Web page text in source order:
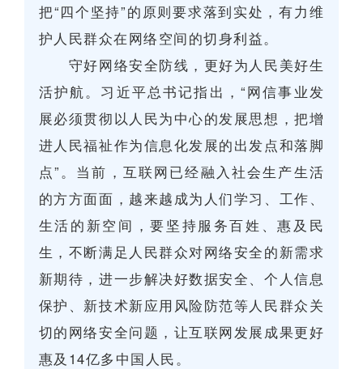
把“四个坚持”的原则要求落到实处，有力维
护人民群众在网络空间的切身利益。
守好网络安全防线，更好为人民美好生
活护航。习近平总书记指出，“网信事业发
展必须贯彻以人民为中心的发展思想，把增
进人民福祉作为信息化发展的出发点和落脚
点”。当前，互联网已经融入社会生产生活
的方方面面，越来越成为人们学习、工作、
生活的新空间，要坚持服务百姓、惠及民
生，不断满足人民群众对网络安全的新需求
新期待，进一步解决好数据安全、个人信息
保护、新技术新应用风险防范等人民群众关
切的网络安全问题，让互联网发展成果更好
惠及14亿多中国人民。